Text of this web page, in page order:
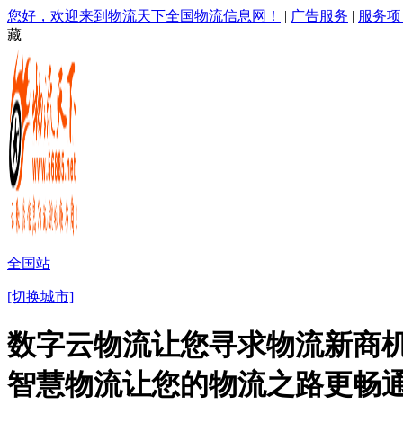
您好，欢迎来到物流天下全国物流信息网！ | 广告服务 | 服务
藏
全国站
[切换城市]
数字云物流让您寻求物流新商
智慧物流让您的物流之路更畅